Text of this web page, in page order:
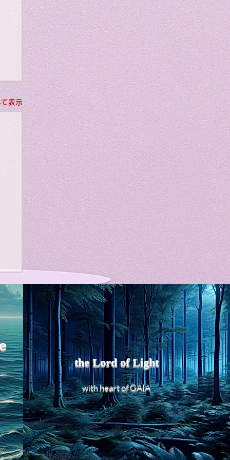
art
表示
the Lord of Light
withheart of GAIA